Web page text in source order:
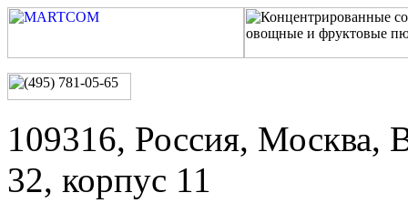
109316, Россия, Москва,
32, корпус 11